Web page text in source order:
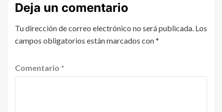
Deja un comentario
Tu dirección de correo electrónico no será publicada. Los
campos obligatorios están marcados con*
Comentario *